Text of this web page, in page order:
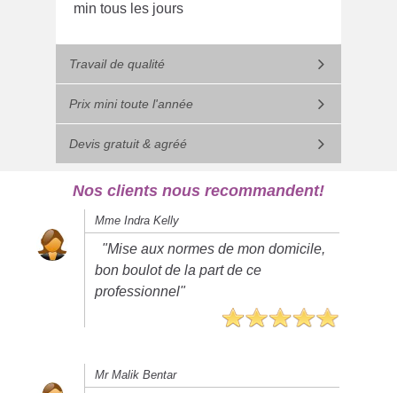
min tous les jours
Travail de qualité
Prix mini toute l'année
Devis gratuit & agréé
Nos clients nous recommandent!
Mme Indra Kelly
"Mise aux normes de mon domicile,
bon boulot de la part de ce
professionnel"
Mr Malik Bentar